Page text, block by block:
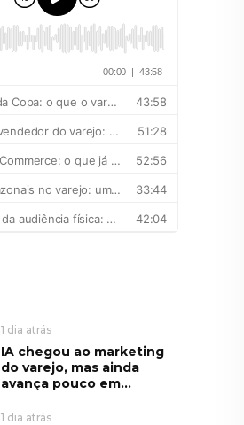
1 dia atrás
IA chegou ao marketing
do varejo, mas ainda
avança pouco em...
1 dia atrás